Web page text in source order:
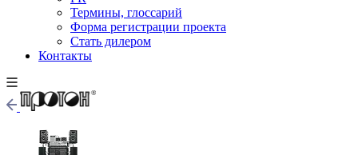
Термины, глоссарий
Форма регистрации проекта
Стать дилером
Контакты